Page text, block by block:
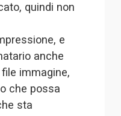
quindi non
e
anche
immagine,
che possa
sta